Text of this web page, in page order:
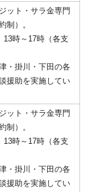
ット・サラ金専門
制）。
13時～17時（各支
・掛川・下田の各
援助を実施してい
ット・サラ金専門
制）。
13時～17時（各支
・掛川・下田の各
援助を実施してい